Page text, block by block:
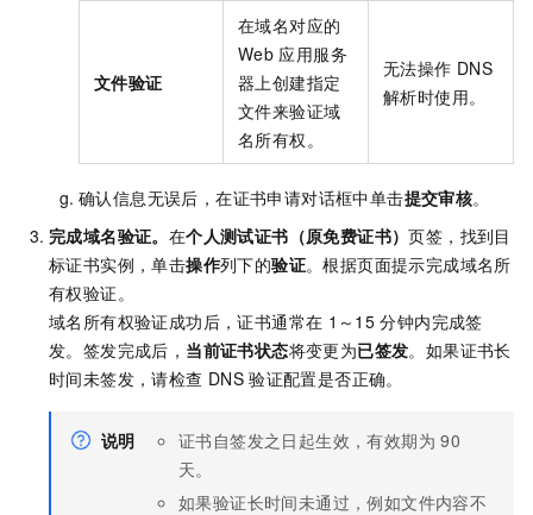
文件验证
在域名对应的
Web 应用服务
器上创建指定
文件来验证域
名所有权。
无法操作 DNS
解析时使用。
确认信息无误后，在证书申请对话框中单击提交审核。
完成域名验证。 在个人测试证书（原免费证书）页签，找到目
标证书实例，单击操作列下的验证。根据页面提示完成域名所
有权验证。
域名所有权验证成功后，证书通常在 1～15 分钟内完成签
发。签发完成后， 当前证书状态将变更为已签发。如果证书长
时间未签发，请检查 DNS 验证配置是否正确。
说明 证书自签发之日起生效，有效期为 90
天。
如果验证长时间未通过，例如文件内容不